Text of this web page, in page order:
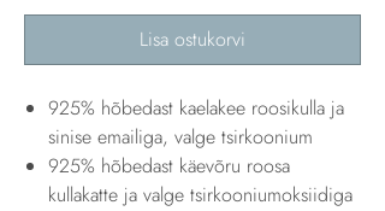
Lisa ostukorvi
925% hõbedast kaelakee roosikulla ja
sinise emailiga, valge tsirkoonium
925% hõbedast käevõru roosa
kullakatte ja valge tsirkooniumoksiidiga